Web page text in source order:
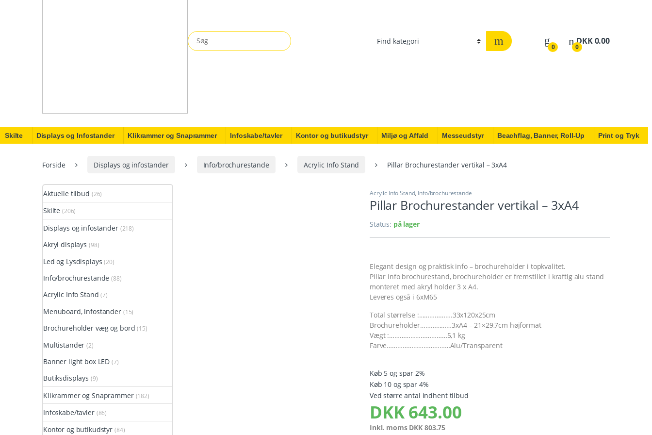
Search for:
0 0
DKK0.00
Skilte Displays og Infostander Klikrammer og Snaprammer Infoskabe/tavler Kontor og butikudstyr Miljø og Affald Messeudstyr Beachflag, Banner, Roll-Up Print og Tryk
Forside Displays og infostander Info/brochurestande Acrylic Info Stand Pillar Brochurestander vertikal – 3xA4
Acrylic Info Stand, Info/brochurestande
Pillar Brochurestander vertikal – 3xA4
Status: på lager
Elegant design og praktisk info – brochureholder i topkvalitet.
Pillar info brochurestand, brochureholder er fremstillet i kraftig alu stand
monteret med akryl holder 3 x A4.
Leveres også i 6xM65
Total størrelse :……………….33x120x25cm
Brochureholder………………3xA4 – 21×29,7cm højformat
Vægt :……………………………5,1 kg
Farve………………………………Alu/Transparent
Køb 5 og spar 2%
Køb 10 og spar 4%
Ved større antal indhent tilbud
DKK643.00
Inkl. moms DKK 803.75
Aktuelle tilbud (26)
Skilte (206)
Displays og infostander (218)
Akryl displays (98)
Led og Lysdisplays (20)
Info/brochurestande (88)
Acrylic Info Stand (7)
Menuboard, infostander (15)
Brochureholder væg og bord (15)
Multistander (2)
Banner light box LED (7)
Butiksdisplays (9)
Klikrammer og Snaprammer (182)
Infoskabe/tavler (86)
Kontor og butikudstyr (84)